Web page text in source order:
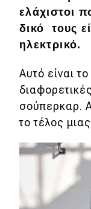
Νέα
Ελλάδα
Κόσμος
Ασφάλεια
Απόψεις
ελάχιστοι
δικό τους
ηλεκτρικό.
Αυτό είναι
σούπερκαρ.
το τέλος